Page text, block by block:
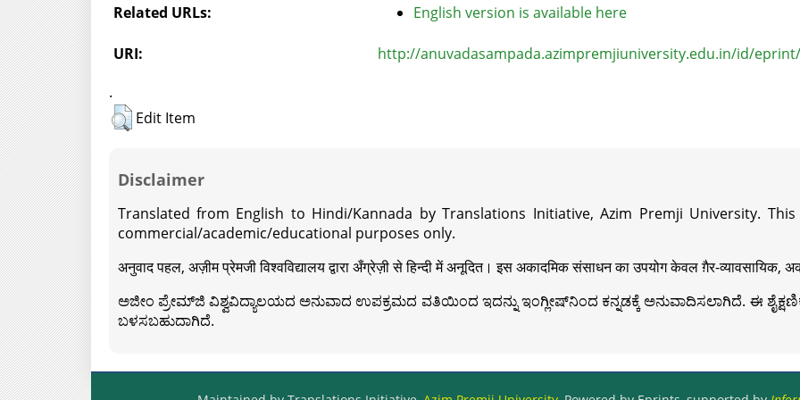
Related URLs: English version is available here
URI:
http://anuvadasampada.azimpremjiuniversity.edu.in/id/
.
Edit Item
Disclaimer
Translated from English to Hindi/Kannada by Translations Initiative, Azim Premji University.
commercial/academic/educational purposes only.
अनुवाद पहल, अज़ीम प्रेमजी विश्वविद्यालय द्वारा अँग्रेज़ी से हिन्दी में अनूदित। इस अकादमिक संसाधन का उपयोग केवल ग़ैर-व्यावसायिक,
ಅಜೀಂ ಪ್ರೇಮ್‍ಜಿ ವಿಶ್ವವಿದ್ಯಾಲಯದ ಅನುವಾದ ಉಪಕ್ರಮದ ವತಿಯಿಂದ ಇದನ್ನು ಇಂಗ್ಲೀಷ್‍ನಿಂದ ಕನ್ನಡಕ್ಕೆ ಅನುವಾದಿಸಲಾಗಿದೆ. ಈ ಶೈಕ್ಷಣಿಕ
ಬಳಸಬಹುದಾಗಿದೆ.